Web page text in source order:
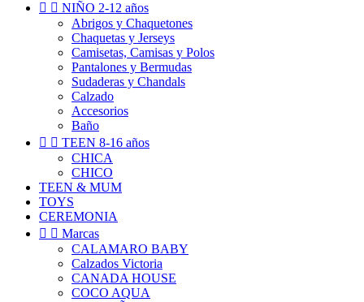
  NIÑO 2-12 años
Abrigos y Chaquetones
Chaquetas y Jerseys
Camisetas, Camisas y Polos
Pantalones y Bermudas
Sudaderas y Chandals
Calzado
Accesorios
Baño
  TEEN 8-16 años
CHICA
CHICO
TEEN & MUM
TOYS
CEREMONIA
  Marcas
CALAMARO BABY
Calzados Victoria
CANADA HOUSE
COCO AQUA